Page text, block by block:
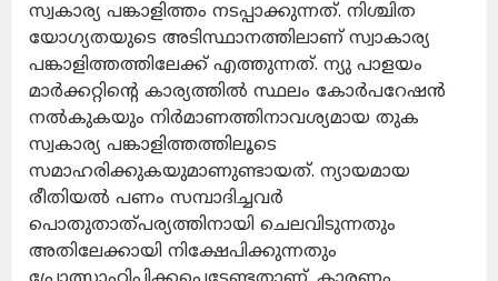
സ്വകാര്യ പങ്കാളിത്തം നടപ്പാക്കുന്നത്. നിശ്ചിത
യോഗ്യതയുടെ അടിസ്ഥാനത്തിലാണ് സ്വാകാര്യ
പങ്കാളിത്തത്തിലേക്ക് എത്തുന്നത്. ന്യു പാളയം
മാര്‍ക്കറ്റിന്റെ കാര്യത്തില്‍ സ്ഥലം കോര്‍പറേഷന്‍
നല്‍കുകയും നിര്‍മാണത്തിനാവശ്യമായ തുക
സ്വകാര്യ പങ്കാളിത്തത്തിലൂടെ
സമാഹരിക്കുകയുമാണുണ്ടായത്. ന്യായമായ
രീതിയല്‍ പണം സമ്പാദിച്ചവര്‍
പൊതുതാത്പര്യത്തിനായി ചെലവിടുന്നതും
അതിലേക്കായി നിക്ഷേപിക്കുന്നതും